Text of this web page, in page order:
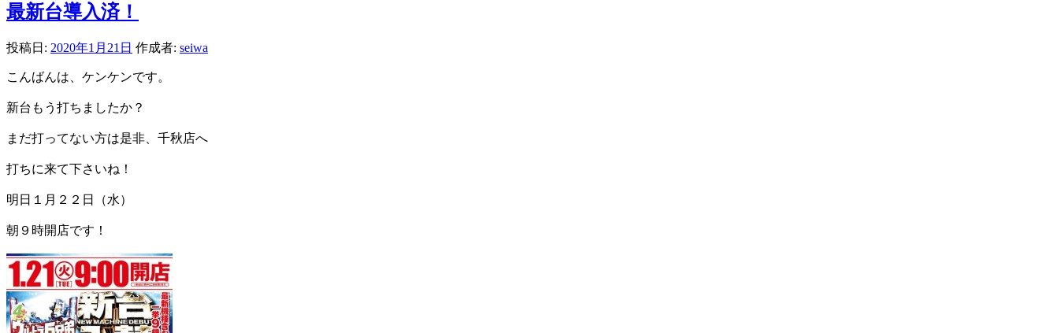
最新台導入済！
投稿日: 2020年1月21日 作成者: seiwa
こんばんは、ケンケンです。
新台もう打ちましたか？
まだ打ってない方は是非、千秋店へ
打ちに来て下さいね！
明日１月２２日（水）
朝９時開店です！